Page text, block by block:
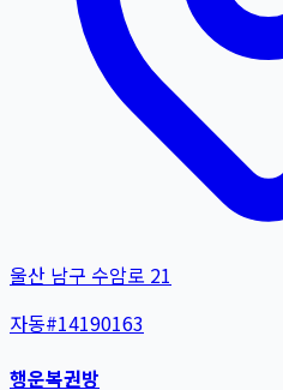
울산 남구 수암로 21
자동#14190163
행운복권방